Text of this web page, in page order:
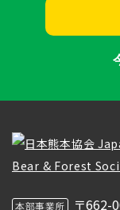
本部事業所 〒662-